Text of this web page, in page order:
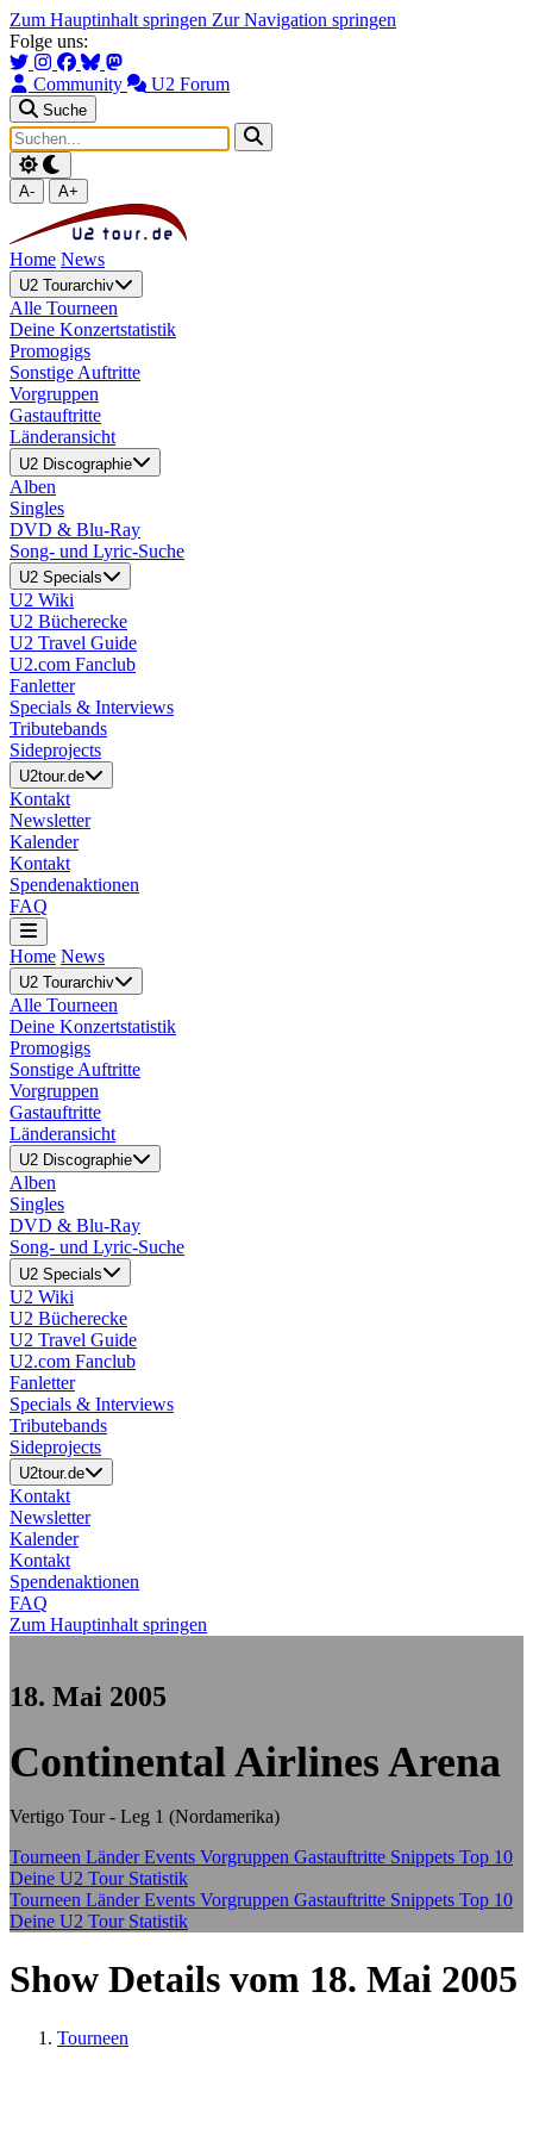
Zum Hauptinhalt springen Zur Navigation springen
Folge uns:
Community U2 Forum
Suche
A- A+
Home News
U2 Tourarchiv
Alle Tourneen
Deine Konzertstatistik
Promogigs
Sonstige Auftritte
Vorgruppen
Gastauftritte
Länderansicht
U2 Discographie
Alben
Singles
DVD & Blu-Ray
Song- und Lyric-Suche
U2 Specials
U2 Wiki
U2 Bücherecke
U2 Travel Guide
U2.com Fanclub
Fanletter
Specials & Interviews
Tributebands
Sideprojects
U2tour.de
Kontakt
Newsletter
Kalender
Kontakt
Spendenaktionen
FAQ
Home News
U2 Tourarchiv
Alle Tourneen
Deine Konzertstatistik
Promogigs
Sonstige Auftritte
Vorgruppen
Gastauftritte
Länderansicht
U2 Discographie
Alben
Singles
DVD & Blu-Ray
Song- und Lyric-Suche
U2 Specials
U2 Wiki
U2 Bücherecke
U2 Travel Guide
U2.com Fanclub
Fanletter
Specials & Interviews
Tributebands
Sideprojects
U2tour.de
Kontakt
Newsletter
Kalender
Kontakt
Spendenaktionen
FAQ
Zum Hauptinhalt springen
18. Mai 2005
Continental Airlines Arena
Vertigo Tour - Leg 1 (Nordamerika)
Tourneen LänderEvents Vorgruppen Gastauftritte Snippets Top 10
Deine U2 Tour Statistik
Tourneen LänderEvents Vorgruppen Gastauftritte Snippets Top 10
Deine U2 Tour Statistik
Show Details vom 18. Mai 2005
Tourneen